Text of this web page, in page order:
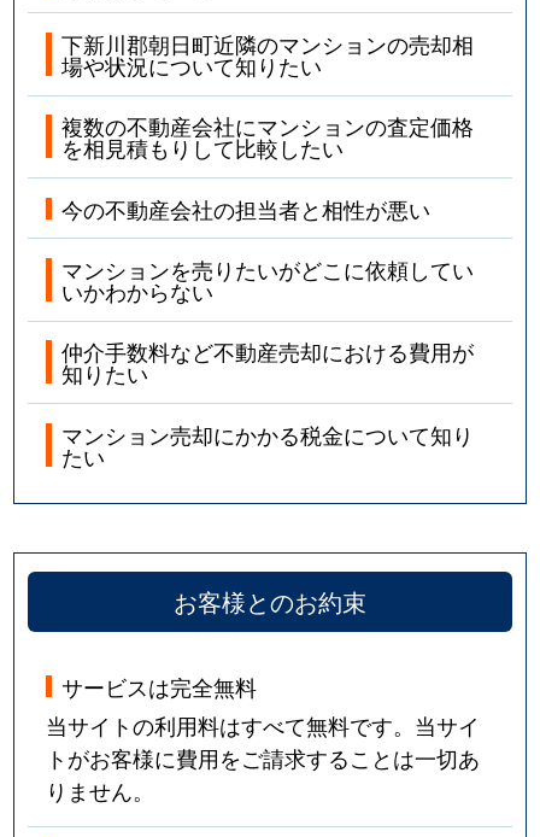
下新川郡朝日町近隣のマンションの売却相
場や状況について知りたい
複数の不動産会社にマンションの査定価格
を相見積もりして比較したい
今の不動産会社の担当者と相性が悪い
マンションを売りたいがどこに依頼してい
いかわからない
仲介手数料など不動産売却における費用が
知りたい
マンション売却にかかる税金について知り
たい
お客様とのお約束
サービスは完全無料
当サイトの利用料はすべて無料です。当サイ
トがお客様に費用をご請求することは一切あ
りません。